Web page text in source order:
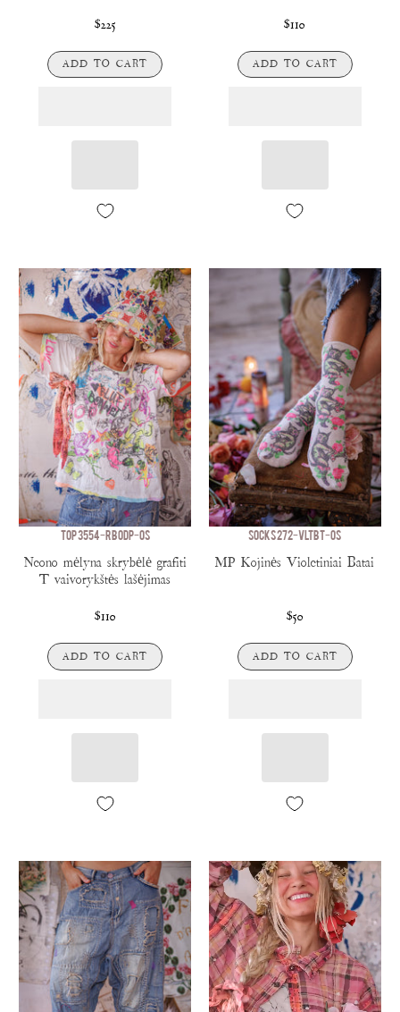
$225
ADD TO CART
$110
ADD TO CART
TOP 3554-RBODP-OS
Neono mėlyna skrybėlė grafiti
T vaivorykštės lašėjimas
$110
ADD TO CART
SOCKS 272-VLTBT-OS
MP Kojinės Violetiniai Batai
$50
ADD TO CART